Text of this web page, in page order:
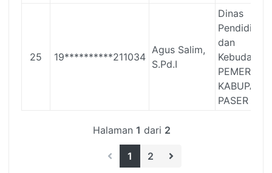
25 19**********211034
Agus Salim,
S.Pd.I
Dinas
Pendidikan
dan
PASER
Halaman 1 dari 2
1 2